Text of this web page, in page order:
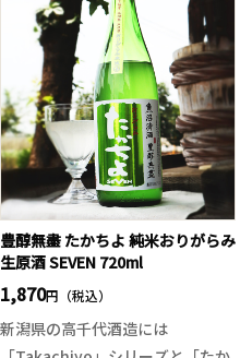
をモチーフにラベルデザインされ
ております。飲み方はキンと冷や
した冷酒がお勧めです。
豊醇無盡 たかちよ 純米おりがらみ
生原酒 SEVEN 720ml
1,870円（税込）
新潟県の高千代酒造には